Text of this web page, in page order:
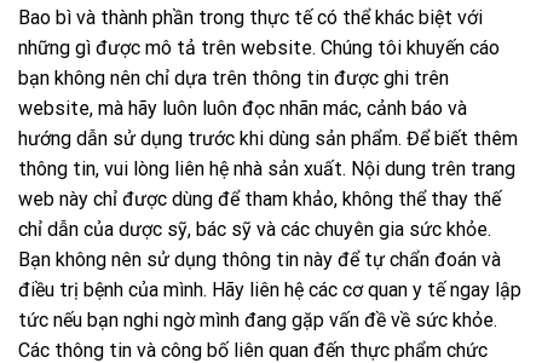
Bao bì và thành phần trong thực tế có thể khác biệt với
những gì được mô tả trên website. Chúng tôi khuyến cáo
bạn không nên chỉ dựa trên thông tin được ghi trên
website, mà hãy luôn luôn đọc nhãn mác, cảnh báo và
hướng dẫn sử dụng trước khi dùng sản phẩm. Để biết thêm
thông tin, vui lòng liên hệ nhà sản xuất. Nội dung trên trang
web này chỉ được dùng để tham khảo, không thể thay thế
chỉ dẫn của dược sỹ, bác sỹ và các chuyên gia sức khỏe.
Bạn không nên sử dụng thông tin này để tự chẩn đoán và
điều trị bệnh của mình. Hãy liên hệ các cơ quan y tế ngay lập
tức nếu bạn nghi ngờ mình đang gặp vấn đề về sức khỏe.
Các thông tin và công bố liên quan đến thực phẩm chức